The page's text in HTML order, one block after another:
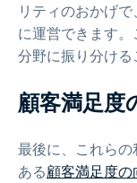
リティのおかげ
に運営できます
分野に振り分ける
顧客満足度
最後に、これら
ある顧客満足度の